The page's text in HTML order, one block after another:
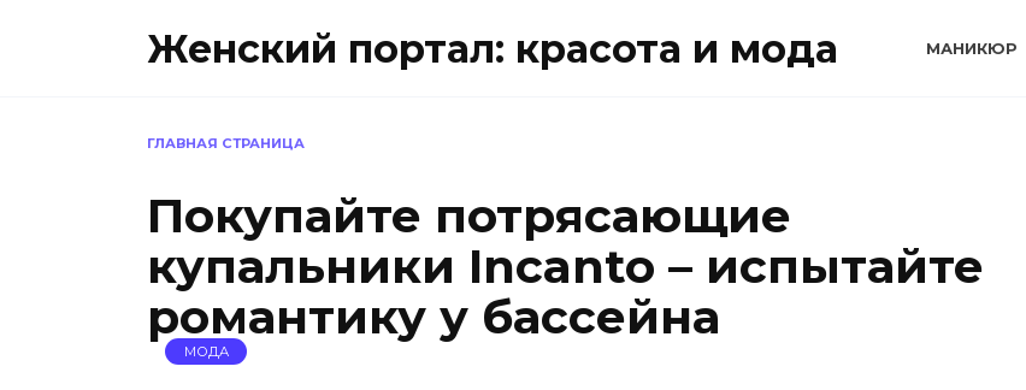
Женский портал: красота и мода МАНИКЮР
ГЛАВНАЯ СТРАНИЦА
Покупайте потрясающие
купальники Incanto – испытайте
романтику у бассейна
МОДА